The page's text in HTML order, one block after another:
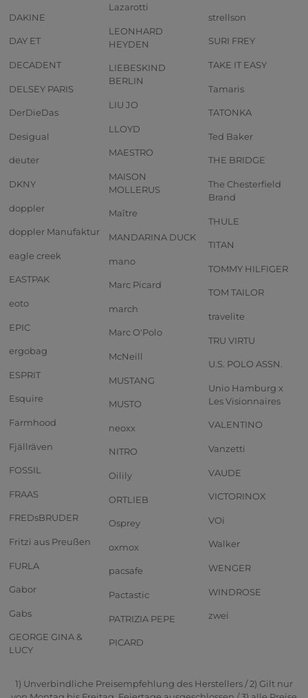
DAKINE
DAY ET
DECADENT
DELSEY PARIS
DerDieDas
Desigual
deuter
DKNY
doppler
doppler Manufaktur
eagle creek
EASTPAK
eoto
EPIC
ergobag
ESPRIT
Esquire
Farmhood
Fjällräven
FOSSIL
FRAAS
FREDsBRUDER
Fritzi aus Preußen
FURLA
Gabor
Gabs
GEORGE GINA &
LUCY
Lazarotti
LEONHARD
HEYDEN
LIEBESKIND
BERLIN
LIU JO
LLOYD
MAESTRO
MAISON
MOLLERUS
Maître
MANDARINA DUCK
mano
Marc Picard
march
Marc O'Polo
McNeill
MUSTANG
MUSTO
neoxx
NITRO
Oilily
ORTLIEB
Osprey
oxmox
pacsafe
Pactastic
PATRIZIA PEPE
PICARD
strellson
SURI FREY
TAKE IT EASY
Tamaris
TATONKA
Ted Baker
THE BRIDGE
The Chesterfield
Brand
THULE
TITAN
TOMMY HILFIGER
TOM TAILOR
travelite
TRU VIRTU
U.S. POLO ASSN.
Unio Hamburg x
Les Visionnaires
VALENTINO
Vanzetti
VAUDE
VICTORINOX
VOi
Walker
WENGER
WINDROSE
zwei
1) Unverbindliche Preisempfehlung des Herstellers / 2) Gilt nur